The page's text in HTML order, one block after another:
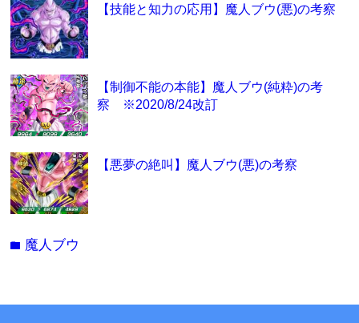
【技能と知力の応用】魔人ブウ(悪)の考察
【制御不能の本能】魔人ブウ(純粋)の考
察 ※2020/8/24改訂
【悪夢の絶叫】魔人ブウ(悪)の考察
folder 魔人ブウ